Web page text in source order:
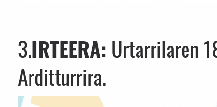
3.IRTEERA: Urtarrilaren
Arditturrira.